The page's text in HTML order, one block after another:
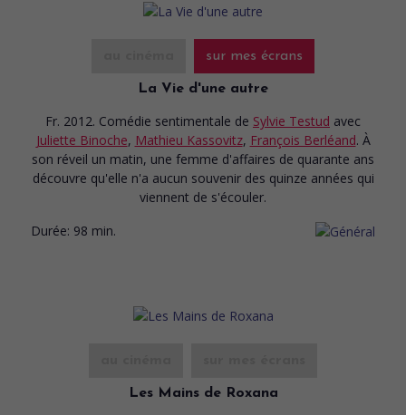
sur mes écrans
La Vie d'une autre
Fr. 2012. Comédie sentimentale de Sylvie Testud avec
Juliette Binoche, Mathieu Kassovitz, François Berléand. À
son réveil un matin, une femme d'affaires de quarante ans
découvre qu'elle n'a aucun souvenir des quinze années qui
viennent de s'écouler.
Durée: 98 min.
Les Mains de Roxana